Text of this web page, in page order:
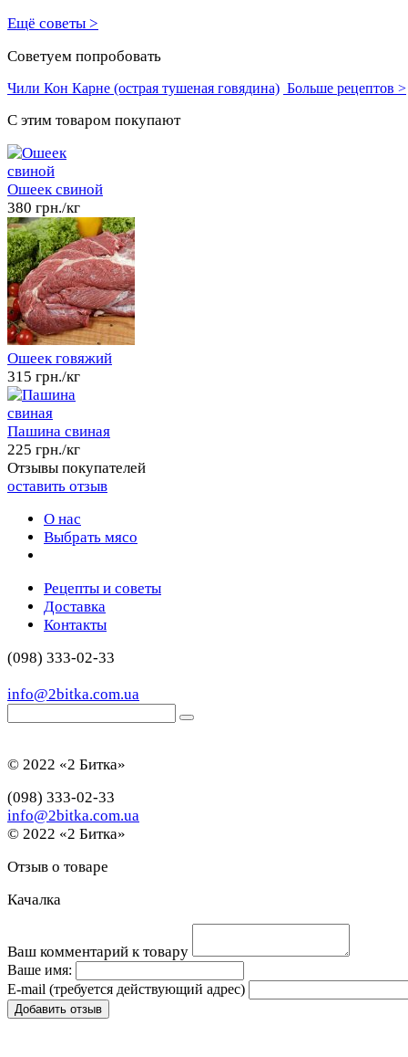
Ещё советы >
Советуем попробовать
Чили Кон Карне (острая тушеная говядина) Больше рецептов >
C этим товаром покупают
Ошеек свиной
380 грн./кг
Ошеек говяжий
315 грн./кг
Пашина свиная
225 грн./кг
Отзывы покупателей
оставить отзыв
О нас
Выбрать мясо
Рецепты и советы
Доставка
Контакты
(098) 333-02-33
info@2bitka.com.ua
© 2022 «2 Битка»
(098) 333-02-33
info@2bitka.com.ua
© 2022 «2 Битка»
Отзыв о товаре
Качалка
Ваш комментарий к товару
Ваше имя:
E-mail (требуется действующий адрес)